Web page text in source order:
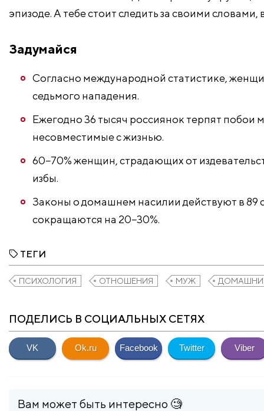
эпизоде. А тебе стоит следить за своими
Задумайся
Согласно международной статистике,
седьмого нападения.
Ежегодно 36 тысяч россиянок терпят побои
несовместимые с жизнью.
60−70% женщин, страдающих от
избы.
Законы о домашнем насилии действуют в 89
сокращаются на 20−30%.
ТЕГИ
ПСИХОЛОГИЯ ОТНОШЕНИЯ МУЖ
ПОДЕЛИСЬ В СОЦИАЛЬНЫХ СЕТЯХ
VK Ok.ru Facebook Twitter Viber
Вам может быть интересно 🧐